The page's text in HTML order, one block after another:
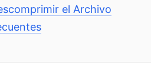
el Archivo